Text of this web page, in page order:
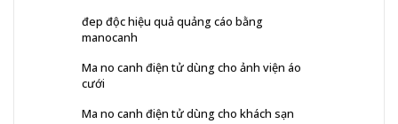
đep độc hiệu quả quảng cáo bằng
manocanh
Ma no canh điện tử dùng cho ảnh viện áo
cưới
Ma no canh điện tử dùng cho khách sạn